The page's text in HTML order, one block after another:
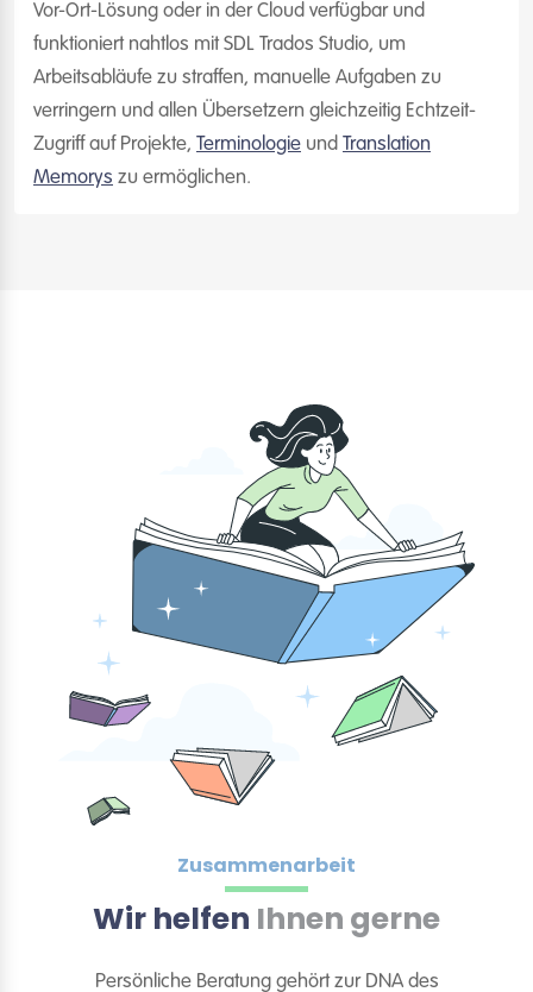
Vor-Ort-Lösung oder in der Cloud verfügbar und
funktioniert nahtlos mit SDL Trados Studio, um
Arbeitsabläufe zu straffen, manuelle Aufgaben zu
verringern und allen Übersetzern gleichzeitig Echtzeit-
Zugriff auf Projekte, Terminologie und Translation
Memorys zu ermöglichen.
Zusammenarbeit
Wir helfen Ihnen gerne
Persönliche Beratung gehört zur DNA des